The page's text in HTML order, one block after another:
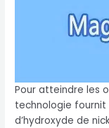
Pour atteindre les
technologie
d’hydroxyde de